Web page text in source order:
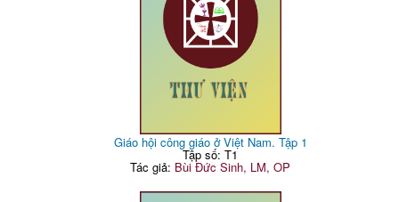
Giáo hội công giáo ở Việt Nam. Tập 1
Tập số: T1
Tác giả: Bùi Đức Sinh, LM, OP